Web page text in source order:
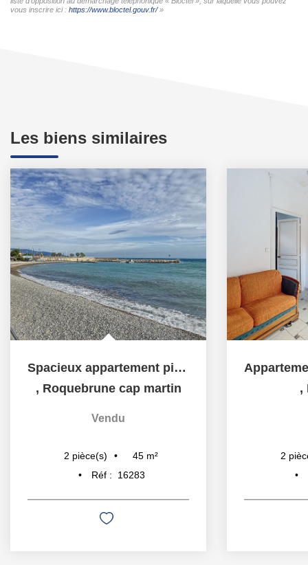
vous inscrire ici : https://www.bloctel.gouv.fr/»
Les biens similaires
Spacieux appartement pieds dans l'eau à Roquebrune Cap...
, Roquebrune cap martin
Vendu
2 pièce(s) 45 m²
Réf :
16283
,
2